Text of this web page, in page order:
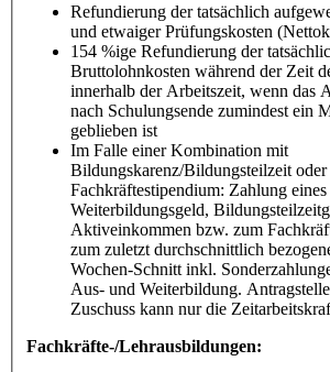
Refundierung der tatsächlich
und etwaiger Prüfungskosten
154 %ige Refundierung der
Bruttolohnkosten während der Zeit
innerhalb der Arbeitszeit, wenn das
nach Schulungsende zumindest ein
geblieben ist
Im Falle einer Kombination mit
Bildungskarenz/Bildungsteilzeit oder
Fachkräftestipendium: Zahlung eines
Weiterbildungsgeld,
Aktiveinkommen bzw. zum
zum zuletzt durchschnittlich
Wochen-Schnitt inkl.
Aus- und Weiterbildung.
Zuschuss kann nur die
Fachkräfte-/Lehrausbildungen: